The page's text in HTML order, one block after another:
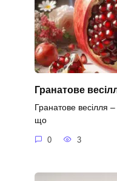
Гранатове
Гранатове весілля –
що
0 3